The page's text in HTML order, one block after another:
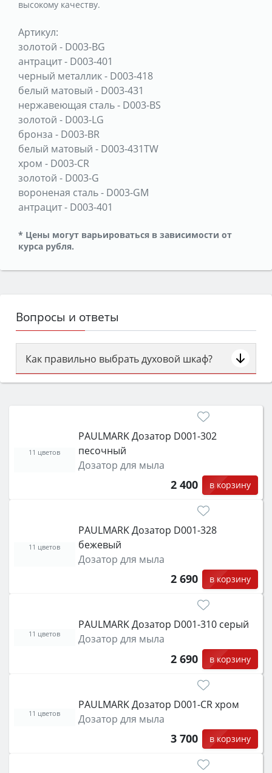
высокому качеству.
Артикул:
золотой - D003-BG
антрацит- D003-401
черный металлик- D003-418
белый матовый - D003-431
нержавеющая сталь- D003-BS
золотой - D003-LG
бронза - D003-BR
белый матовый - D003-431TW
хром - D003-CR
золотой - D003-G
вороненая сталь- D003-GM
антрацит- D003-401
* Цены могут варьироваться в зависимости от
курса рубля.
Вопросы и ответы
Как правильно выбрать духовой шкаф?
Сначала определитесь с типом (газовый или
затем смотрите на объём 50–70 л для семьи,
функции (конвекция, гриль, самоочистка,
защита от детей).
PAULMARK Дозатор D001-302
песочный
Дозатор для мыла
2 400 в корзину
11 цветов
PAULMARK Дозатор D001-328
бежевый
Дозатор для мыла
2 690 в корзину
11 цветов
PAULMARK Дозатор D001-310 серый
Дозатор для мыла
2 690 в корзину
11 цветов
PAULMARK Дозатор D001-CR хром
Дозатор для мыла
3 700 в корзину
11 цветов